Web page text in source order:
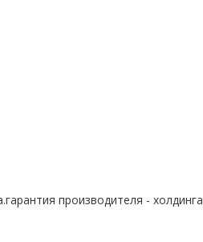
производителя - холдинга